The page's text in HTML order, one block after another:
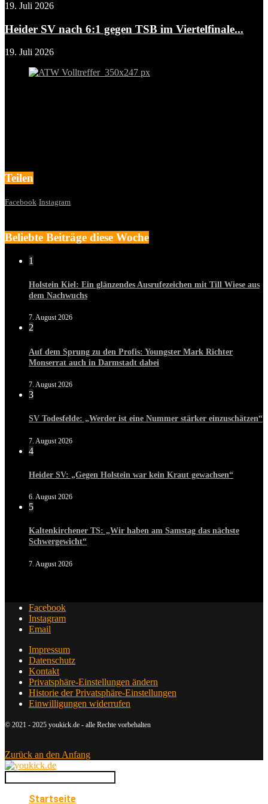
19. Juli 2026
Heider SV nach 6:1 gegen TSB im Viertelfinale...
19. Juli 2026
Teilen
Facebook Instagram
Beliebte Beiträge diese Woche
1
Holstein Kiel: Ein glänzendes Ausrufezeichen mit Till Wiese aus
dem Nachwuchs
7. August 2026
2
Auf dem Sprung zu den Profis: Youngster Mark Richter
Monserrat auch in Darmstadt dabei
7. August 2026
3
SV Todesfelde: „Werder ist eine Nummer stärker einzuschätzen“
7. August 2026
4
Heider SV: „Gegen Holstein war kein Kraut gewachsen“
6. August 2026
5
Kaltenkirchener TS: „Wir haben am Samstag das nächste
Schwergewicht“
7. August 2026
Facebook
Instagram
Email
Impressum
Datenschutz
Kontakt
Privatsphäre-Einstellungen ändern
Historie der Privatsphäre-Einstellungen
Einwilligungen widerrufen
© 2021 - 2025 youkick.de - alle Rechte vorbehalten
Zurück an den Anfang
Startseite